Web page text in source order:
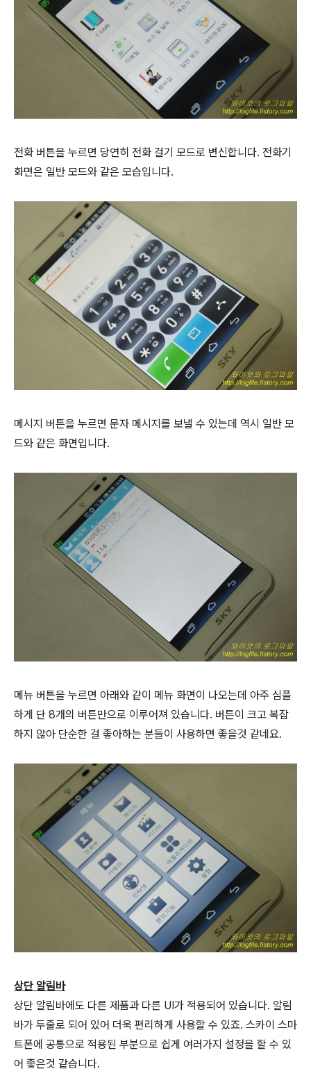
전화 버튼을 누르면 당연히 전화 걸기 모드로 변신합니다. 전화기
화면은 일반 모드와 같은 모습입니다.
메시지 버튼을 누르면 문자 메시지를 보낼 수 있는데 역시 일반 모
드와 같은 화면입니다.
메뉴 버튼을 누르면 아래와 같이 메뉴 화면이 나오는데 아주 심플
하게 단 8개의 버튼만으로 이루어져 있습니다. 버튼이 크고 복잡
하지 않아 단순한 걸 좋아하는 분들이 사용하면 좋을것 같네요.
상단 알림바
상단 알림바에도 다른 제품과 다른 UI가 적용되어 있습니다. 알림
바가 두줄로 되어 있어 더욱 편리하게 사용할 수 있죠. 스카이 스마
트폰에 공통으로 적용된 부분으로 쉽게 여러가지 설정을 할 수 있
어 좋은것 같습니다.